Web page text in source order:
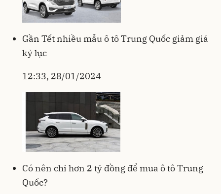
Gần Tết nhiều mẫu ô tô Trung Quốc giảm giá
kỷ lục
12:33, 28/01/2024
Có nên chi hơn 2 tỷ đồng để mua ô tô Trung
Quốc?